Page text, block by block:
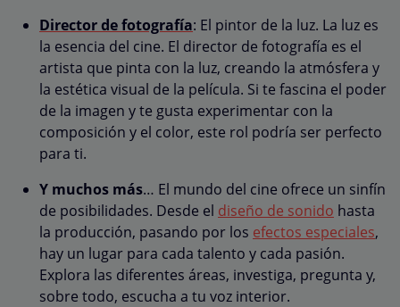
Director de fotografía: El pintor de la luz. La luz es
la esencia del cine. El director de fotografía es el
artista que pinta con la luz, creando la atmósfera y
la estética visual de la película. Si te fascina el poder
de la imagen y te gusta experimentar con la
composición y el color, este rol podría ser perfecto
para ti.
Y muchos más… El mundo del cine ofrece un sinfín
de posibilidades. Desde el diseño de sonido hasta
la producción, pasando por los efectos especiales,
hay un lugar para cada talento y cada pasión.
Explora las diferentes áreas, investiga, pregunta y,
sobre todo, escucha a tu voz interior.